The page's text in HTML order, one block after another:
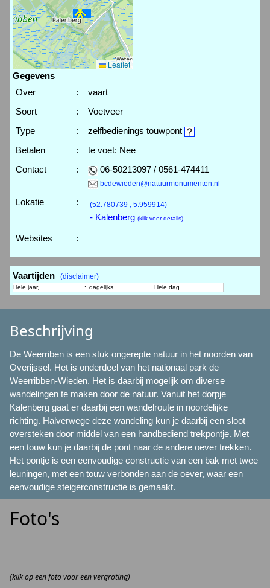
Leaflet
Gegevens
Over
:
vaart
Soort
:
Voetveer
Type
:
zelfbedienings touwpont
Betalen
:
te voet: Nee
Contact
: 06-50213097 / 0561-474411
bcdewieden@natuurmonumenten.nl
Lokatie : (52.780739 , 5.959914)
- Kalenberg (klik voor details)
Websites :
Vaartijden (disclaimer)
Hele jaar, : dagelijks Hele dag
Beschrijving
De Weerriben is een stuk ongerepte natuur in het noorden van
Overijssel. Het is onderdeel van het nationaal park de
Weerribben-Wieden. Het is daarbij mogelijk om diverse
wandelingen te maken door de natuur. Vanuit het dorpje
Kalenberg gaat er daarbij een wandelroute in noordelijke
richting. Halverwege deze wandeling kun je daarbij een sloot
oversteken door middel van een handbediend trekpontje. Met
een touw kun je daarbij de pont naar de andere oever trekken.
Het pontje is een eenvoudige constructie van een bak met twee
leuningen, met een touw verbonden aan de oever, waar een
eenvoudige steigerconstructie is gemaakt.
Foto's
(klik op een foto voor een vergroting)